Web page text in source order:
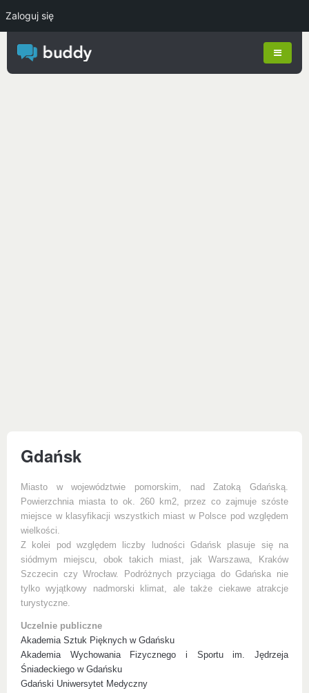
Gdańsk
Miasto w województwie pomorskim, nad Zatoką Gdańską.
Powierzchnia miasta to ok. 260 km2, przez co zajmuje szóste
miejsce w klasyfikacji wszystkich miast w Polsce pod względem
wielkości.
Z kolei pod względem liczby ludności Gdańsk plasuje się na
siódmym miejscu, obok takich miast, jak Warszawa, Kraków
Szczecin czy Wrocław. Podróżnych przyciąga do Gdańska nie
tylko wyjątkowy nadmorski klimat, ale także ciekawe atrakcje
turystyczne.
Uczelnie publiczne
Akademia Sztuk Pięknych w Gdańsku
Akademia Wychowania Fizycznego i Sportu im. Jędrzeja
Śniadeckiego w Gdańsku
Gdański Uniwersytet Medyczny
Zaloguj się